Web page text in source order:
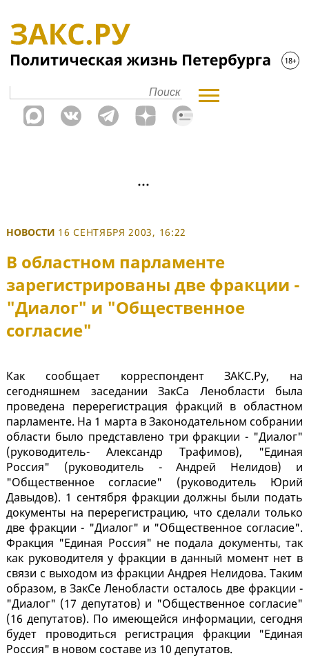
НОВОСТИ 16 СЕНТЯБРЯ 2003, 16:22
В областном парламенте
зарегистрированы две фракции -
"Диалог" и "Общественное
согласие"
Как сообщает корреспондент ЗАКС.Ру, на
сегодняшнем заседании ЗакСа Ленобласти была
проведена перерегистрация фракций в областном
парламенте. На 1 марта в Законодательном собрании
области было представлено три фракции - "Диалог"
(руководитель- Александр Трафимов), "Единая
Россия" (руководитель - Андрей Нелидов) и
"Общественное согласие" (руководитель Юрий
Давыдов). 1 сентября фракции должны были подать
документы на перерегистрацию, что сделали только
две фракции - "Диалог" и "Общественное согласие".
Фракция "Единая Россия" не подала документы, так
как руководителя у фракции в данный момент нет в
связи с выходом из фракции Андрея Нелидова. Таким
образом, в ЗакСе Ленобласти осталось две фракции -
"Диалог" (17 депутатов) и "Общественное согласие"
(16 депутатов). По имеющейся информации, сегодня
будет проводиться регистрация фракции "Единая
Россия" в новом составе из 10 депутатов.